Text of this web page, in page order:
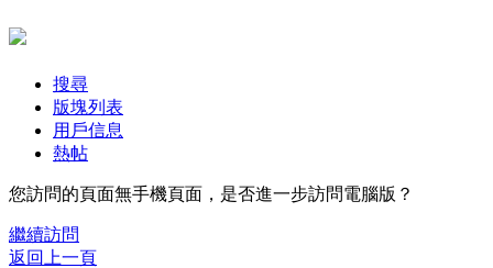
搜尋
版塊列表
用戶信息
熱帖
您訪問的頁面無手機頁面，是否進一步訪問電腦版？
繼續訪問
返回上一頁